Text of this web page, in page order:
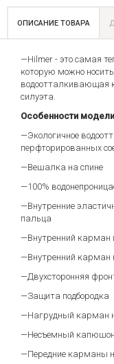
ОПИСАНИЕ ТОВАРА
—Hilmer - это самая
которую можно
водоотталкивающая
силуэта.
Особенности
—Экологичное
перфторированных
—Вешалка на спине
—100%
—Внутренние
пальца
—Внутренний карман
—Внутренний карман
—Двухсторонняя
—Защита подбородка
—Нагрудный карман
—Несъемный капюшон
—Передние карманы